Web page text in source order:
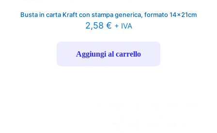
Busta in carta Kraft con stampa generica, formato 14x21cm
2,58 € + IVA
Aggiungi al carrello